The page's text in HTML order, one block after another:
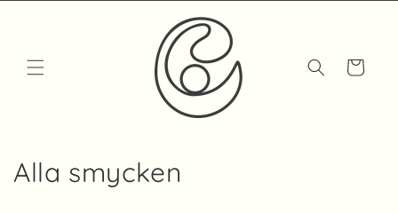
Varukorg
P
Alla smycken